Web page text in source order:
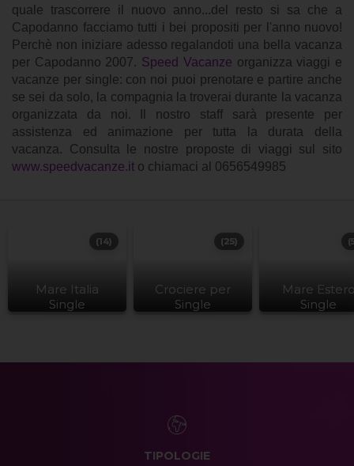
quale trascorrere il nuovo anno...del resto si sa che a
Capodanno facciamo tutti i bei propositi per l'anno nuovo!
Perchè non iniziare adesso regalandoti una bella vacanza
per Capodanno 2007. Speed Vacanze organizza viaggi e
vacanze per single: con noi puoi prenotare e partire anche
se sei da solo, la compagnia la troverai durante la vacanza
organizzata da noi. Il nostro staff sarà presente per
assistenza ed animazione per tutta la durata della
vacanza. Consulta le nostre proposte di viaggi sul sito
www.speedvacanze.it o chiamaci al 0656549985
Mare Italia
Single
(14)
Crociere per
Single
(25)
Mare
Single
TIPOLOGIE